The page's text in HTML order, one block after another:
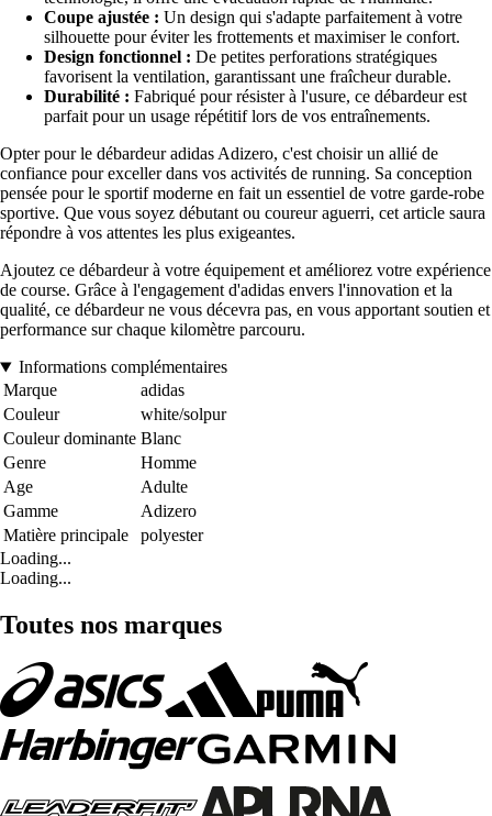
Coupe ajustée : Un design qui s'adapte parfaitement à votre
silhouette pour éviter les frottements et maximiser le confort.
Design fonctionnel : De petites perforations stratégiques
favorisent la ventilation, garantissant une fraîcheur durable.
Durabilité : Fabriqué pour résister à l'usure, ce débardeur est
parfait pour un usage répétitif lors de vos entraînements.
Opter pour le débardeur adidas Adizero, c'est choisir un allié de
confiance pour exceller dans vos activités de running. Sa conception
pensée pour le sportif moderne en fait un essentiel de votre garde-robe
sportive. Que vous soyez débutant ou coureur aguerri, cet article saura
répondre à vos attentes les plus exigeantes.
Ajoutez ce débardeur à votre équipement et améliorez votre expérience
de course. Grâce à l'engagement d'adidas envers l'innovation et la
qualité, ce débardeur ne vous décevra pas, en vous apportant soutien et
performance sur chaque kilomètre parcouru.
Informations complémentaires
Marque
adidas
Couleur
white/solpur
Couleur dominante Blanc
Genre
Homme
Age
Adulte
Gamme
Adizero
Matière principale
polyester
Loading...
Loading...
Toutes nos marques